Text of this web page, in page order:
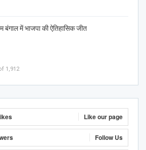
बंगाल में भाजपा की ऐतिहासिक जीत
1,912
Like our page
Follow Us